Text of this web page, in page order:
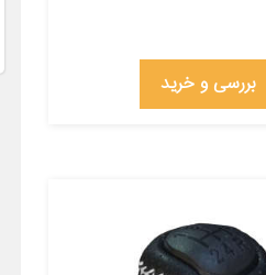
بررسی و خرید